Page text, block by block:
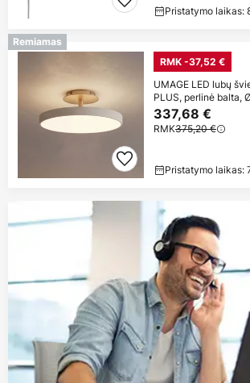
Pristatymo laikas:
Remiamas
RMK -37,52 €
UMAGE LED lubų
PLUS, perlinė balta,
337,68 €
RMK375,20 €
Pristatymo laikas: